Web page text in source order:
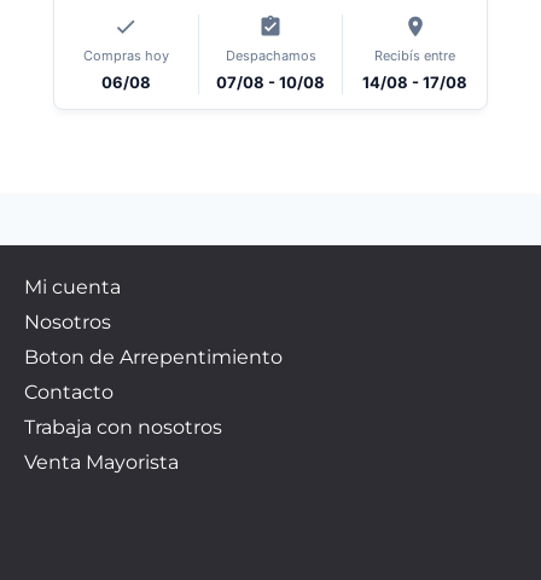
Compras hoy
06/08
Despachamos
07/08 - 10/08
Recibís entre
14/08 - 17/08
Mi cuenta
Nosotros
Boton de Arrepentimiento
Contacto
Trabaja con nosotros
Venta Mayorista